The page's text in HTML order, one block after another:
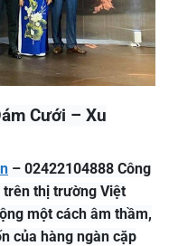
Cưới – Xu
– 02422104888 Công
thị trường Việt
một cách âm thầm,
của hàng ngàn cặp